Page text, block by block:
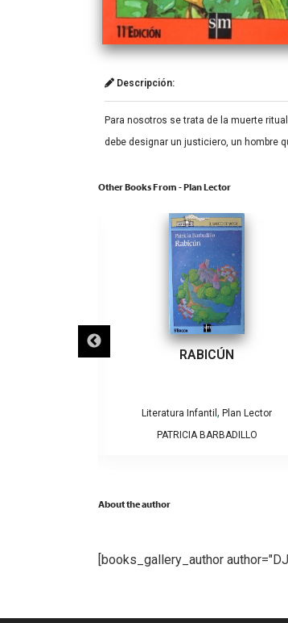
Descripción:
Para nosotros se trata de la muerte
debe designar un justiciero, un hombre
Other Books From - Plan Lector
RABICÚN
Literatura Infantil , Plan Lector
PATRICIA BARBADILLO
About the author
[books_gallery_author